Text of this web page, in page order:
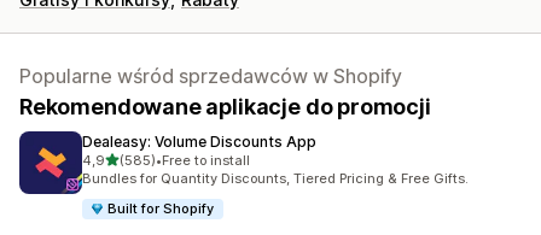
Popularne wśród sprzedawców w Shopify
Rekomendowane aplikacje do promocji
Dealeasy: Volume Discounts App
4,9na 5 gwiazdek
(585)
Łączna liczba recenzji: 585
•Free to install
Bundles for Quantity Discounts, Tiered Pricing & Free Gifts.
Built for Shopify